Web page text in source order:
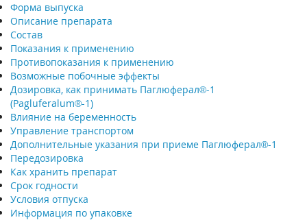
Форма выпуска
Описание препарата
Состав
Показания к применению
Противопоказания к применению
Возможные побочные эффекты
Дозировка, как принимать Паглюферал®-1
(Pagluferalum®-1)
Влияние на беременность
Управление транспортом
Дополнительные указания при приеме Паглюферал®-1
Передозировка
Как хранить препарат
Срок годности
Условия отпуска
Информация по упаковке